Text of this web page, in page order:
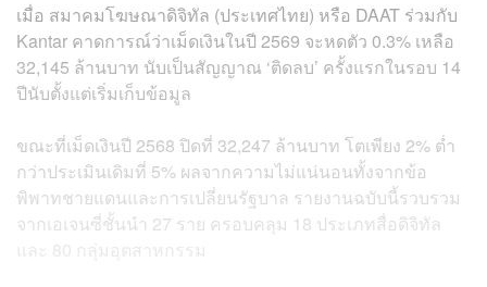
เมื่อ สมาคมโฆษณาดิจิทัล (ประเทศไทย) หรือ DAAT ร่วมกับ
Kantar คาดการณ์ว่าเม็ดเงินในปี 2569 จะหดตัว 0.3% เหลือ
32,145 ล้านบาท นับเป็นสัญญาณ ‘ติดลบ’ ครั้งแรกในรอบ 14
ปีนับตั้งแต่เริ่มเก็บข้อมูล
ขณะที่เม็ดเงินปี 2568 ปิดที่ 32,247 ล้านบาท โตเพียง 2% ต่ำ
กว่าประเมินเดิมที่ 5% ผลจากความไม่แน่นอนทั้งจากข้อ
พิพาทชายแดนและการเปลี่ยนรัฐบาล รายงานฉบับนี้รวบรวม
จากเอเจนซี่ชั้นนำ 27 ราย ครอบคลุม 18 ประเภทสื่อดิจิทัล
และ 80 กลุ่มอุตสาหกรรม